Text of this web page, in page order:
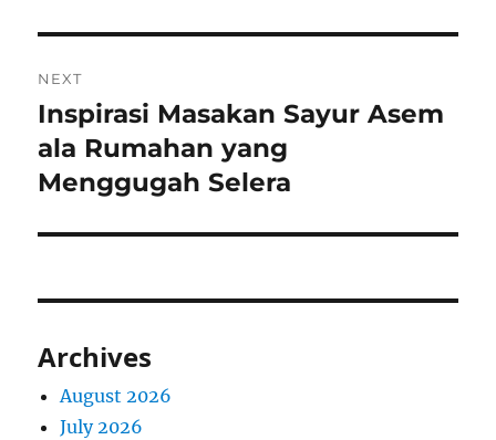
NEXT
Next
post:
Inspirasi Masakan Sayur Asem
ala Rumahan yang
Menggugah Selera
Archives
August 2026
July 2026